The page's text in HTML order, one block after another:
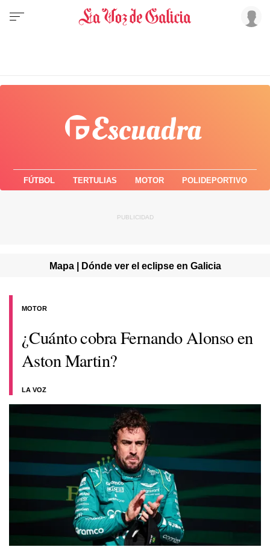
FÚTBOL TERTULIAS MOTOR POLIDEPORTIVO
Mapa | Dónde ver el eclipse en Galicia
¿Cuánto cobra Fernando Alonso en
Aston Martin?
LA VOZ
MOTOR